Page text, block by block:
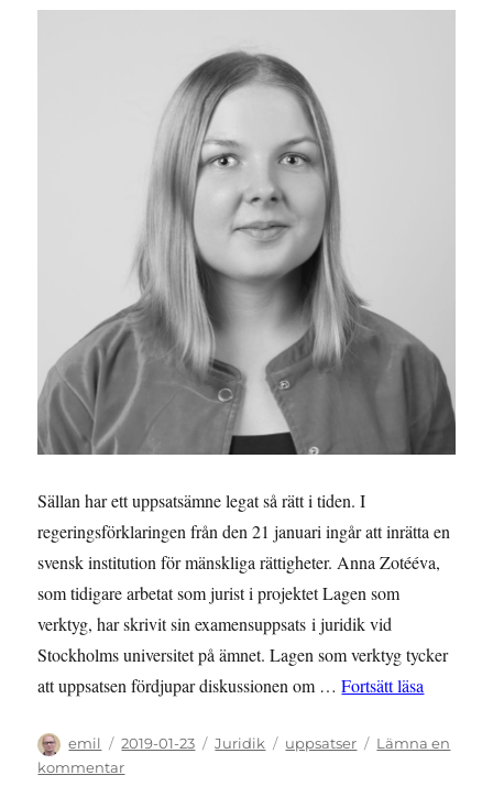
Sällan har ett uppsatsämne legat så rätt i tiden. I
regeringsförklaringen från den 21 januari ingår att inrätta en
svensk institution för mänskliga rättigheter. Anna Zotééva,
som tidigare arbetat som jurist i projektet Lagen som
verktyg, har skrivit sin examensuppsats i juridik vid
Stockholms universitet på ämnet. Lagen som verktyg tycker
att uppsatsen fördjupar diskussionen om …Fortsätt läsa
Författare
emil
Publicerat
den
2019-01-23 Kategorier
Juridik Etiketter
uppsatser
Lämna en
kommentartill